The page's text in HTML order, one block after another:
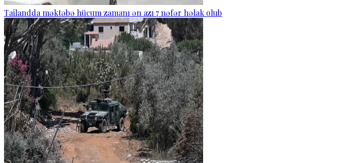
Tailandda məktəbə hücum zamanı ən azı 7 nəfər həlak olub